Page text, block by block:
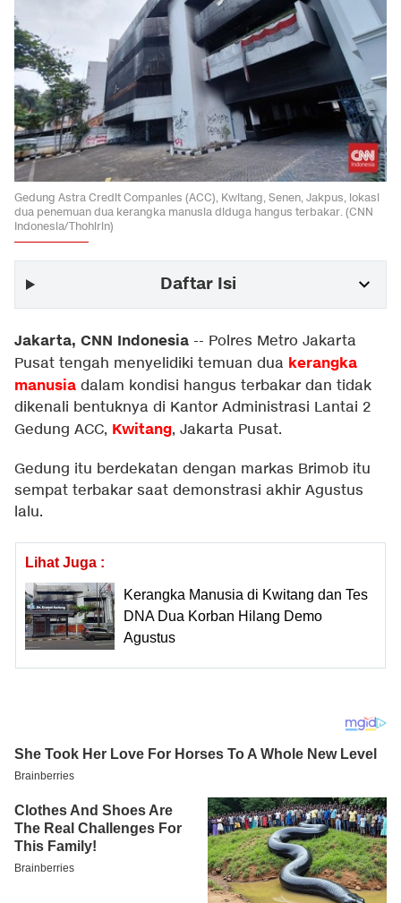
Gedung Astra Credit Companies (ACC), Kwitang, Senen, Jakpus, lokasi
dua penemuan dua kerangka manusia diduga hangus terbakar. (CNN
Indonesia/Thohirin)
Daftar Isi
Jakarta, CNN Indonesia -- Polres Metro Jakarta
Pusat tengah menyelidiki temuan dua kerangka
manusia dalam kondisi hangus terbakar dan tidak
dikenali bentuknya di Kantor Administrasi Lantai 2
Gedung ACC, Kwitang, Jakarta Pusat.
Gedung itu berdekatan dengan markas Brimob itu
sempat terbakar saat demonstrasi akhir Agustus
lalu.
Lihat Juga :
Kerangka Manusia di Kwitang dan Tes
DNA Dua Korban Hilang Demo
Agustus